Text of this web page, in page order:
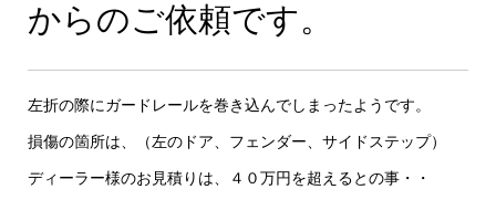
からのご依頼です。
左折の際にガードレールを巻き込んでしまったようです。
損傷の箇所は、（左のドア、フェンダー、サイドステップ）
ディーラー様のお見積りは、４０万円を超えるとの事・・